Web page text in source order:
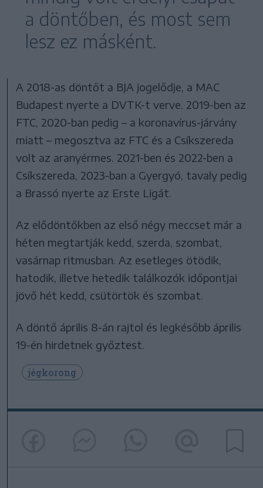
a döntőben, és most sem
lesz ez másként.
A 2018-as döntőt a BJA jogelődje, a MAC
Budapest nyerte a DVTK-t verve. 2019-ben az
FTC, 2020-ban pedig – a koronavírus-járvány
miatt – megosztva az FTC és a Csíkszereda
volt az aranyérmes. 2021-ben és 2022-ben a
Csíkszereda, 2023-ban a Gyergyó, tavaly pedig
a Brassó nyerte az Erste Ligát.
Az elődöntőkben az első négy meccset már a
héten megtartják kedd, szerda, szombat,
vasárnap ritmusban. Az esetleges ötödik,
hatodik, illetve hetedik találkozók időpontjai
jövő hét kedd, csütörtök és szombat.
A döntő április 8-án rajtol és legkésőbb április
19-én hirdetnek győztest.
jégkorong